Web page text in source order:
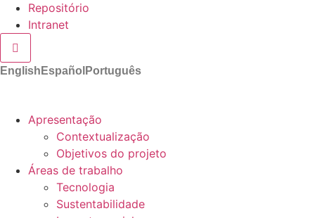
Repositório
Intranet
Hamburger Toggle Menu
English Español Português
Apresentação
Contextualização
Objetivos do projeto
Áreas de trabalho
Tecnologia
Sustentabilidade